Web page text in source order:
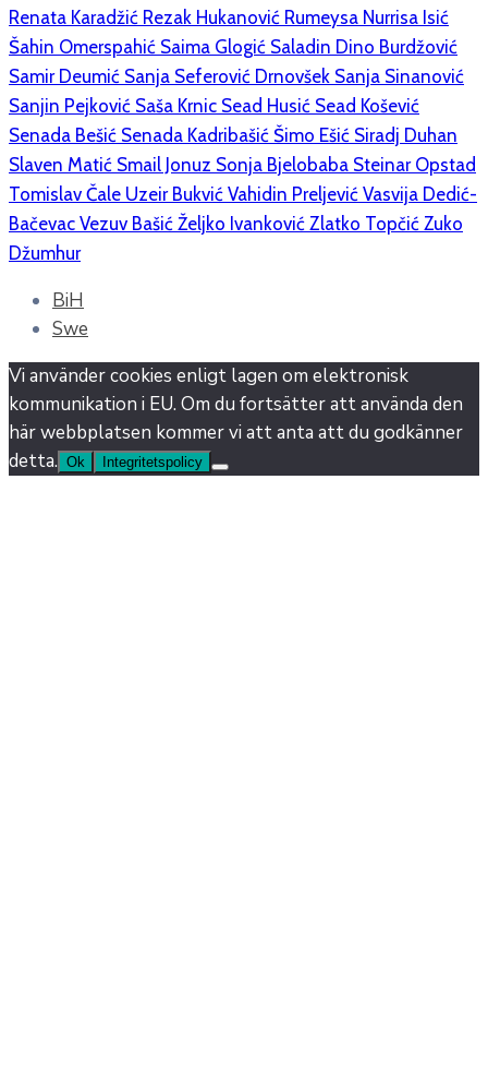
Renata Karadžić Rezak Hukanović Rumeysa Nurrisa Isić
Šahin Omerspahić Saima Glogić Saladin Dino Burdžović
Samir Deumić Sanja Seferović Drnovšek Sanja Sinanović
Sanjin Pejković Saša Krnic Sead Husić Sead Košević
Senada Bešić Senada Kadribašić Šimo Ešić Siradj Duhan
Slaven Matić Smail Jonuz Sonja Bjelobaba Steinar Opstad
Tomislav Čale Uzeir Bukvić Vahidin Preljević Vasvija Dedić-
Bačevac Vezuv Bašić Željko Ivanković Zlatko Topčić Zuko
Džumhur
BiH
Swe
Vi använder cookies enligt lagen om elektronisk
kommunikation i EU. Om du fortsätter att använda den
här webbplatsen kommer vi att anta att du godkänner
detta. Ok Integritetspolicy